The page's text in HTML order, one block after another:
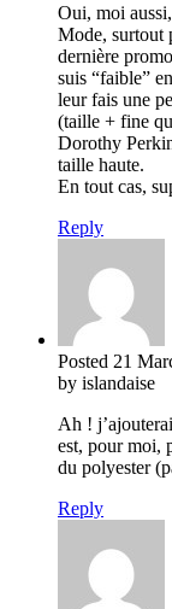
Oui, moi
Mode, surtout
dernière
suis “faible”
leur fais une
(taille + fine
Dorothy
taille haute.
En tout cas,
Reply
Posted 21
by islandaise
Ah !
est, pour moi,
du polyester
Reply